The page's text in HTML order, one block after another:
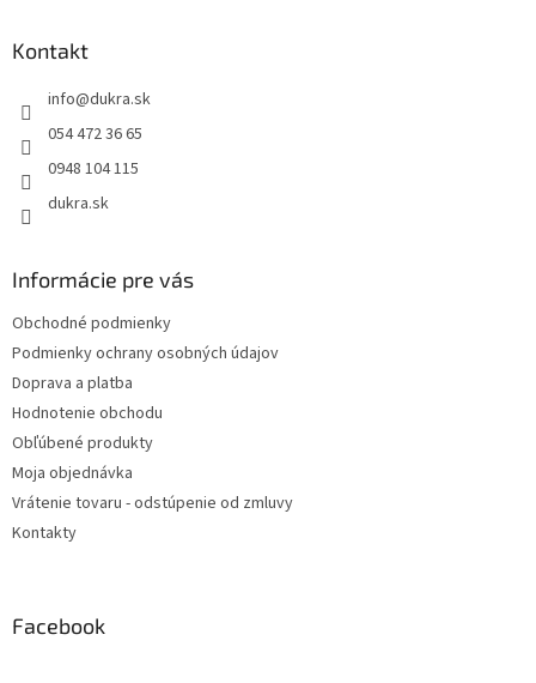
Kontakt
info@dukra.sk
054 472 36 65
0948 104 115
dukra.sk
Informácie pre vás
Obchodné podmienky
Podmienky ochrany osobných údajov
Doprava a platba
Hodnotenie obchodu
Obľúbené produkty
Moja objednávka
Vrátenie tovaru - odstúpenie od zmluvy
Kontakty
Facebook